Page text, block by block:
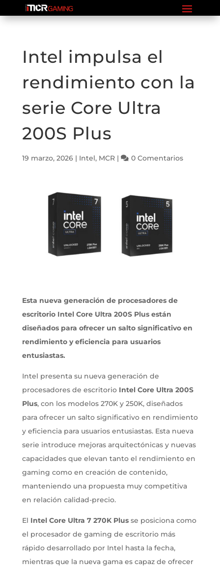
Intel impulsa el
rendimiento con la
serie Core Ultra
200S Plus
19 marzo, 2026| Intel, MCR| 0 Comentarios
Esta nueva generación de procesadores de
escritorio Intel Core Ultra 200S Plus están
diseñados para ofrecer un salto significativo en
rendimiento y eficiencia para usuarios
entusiastas.
Intel presenta su nueva generación de
procesadores de escritorio Intel Core Ultra 200S
Plus, con los modelos 270K y 250K, diseñados
para ofrecer un salto significativo en rendimiento
y eficiencia para usuarios entusiastas. Esta nueva
serie introduce mejoras arquitectónicas y nuevas
capacidades que elevan tanto el rendimiento en
gaming como en creación de contenido,
manteniendo una propuesta muy competitiva
en relación calidad-precio.
El Intel Core Ultra 7 270K Plusse posiciona como
el procesador de gaming de escritorio más
rápido desarrollado por Intel hasta la fecha,
mientras que la nueva gama es capaz de ofrecer